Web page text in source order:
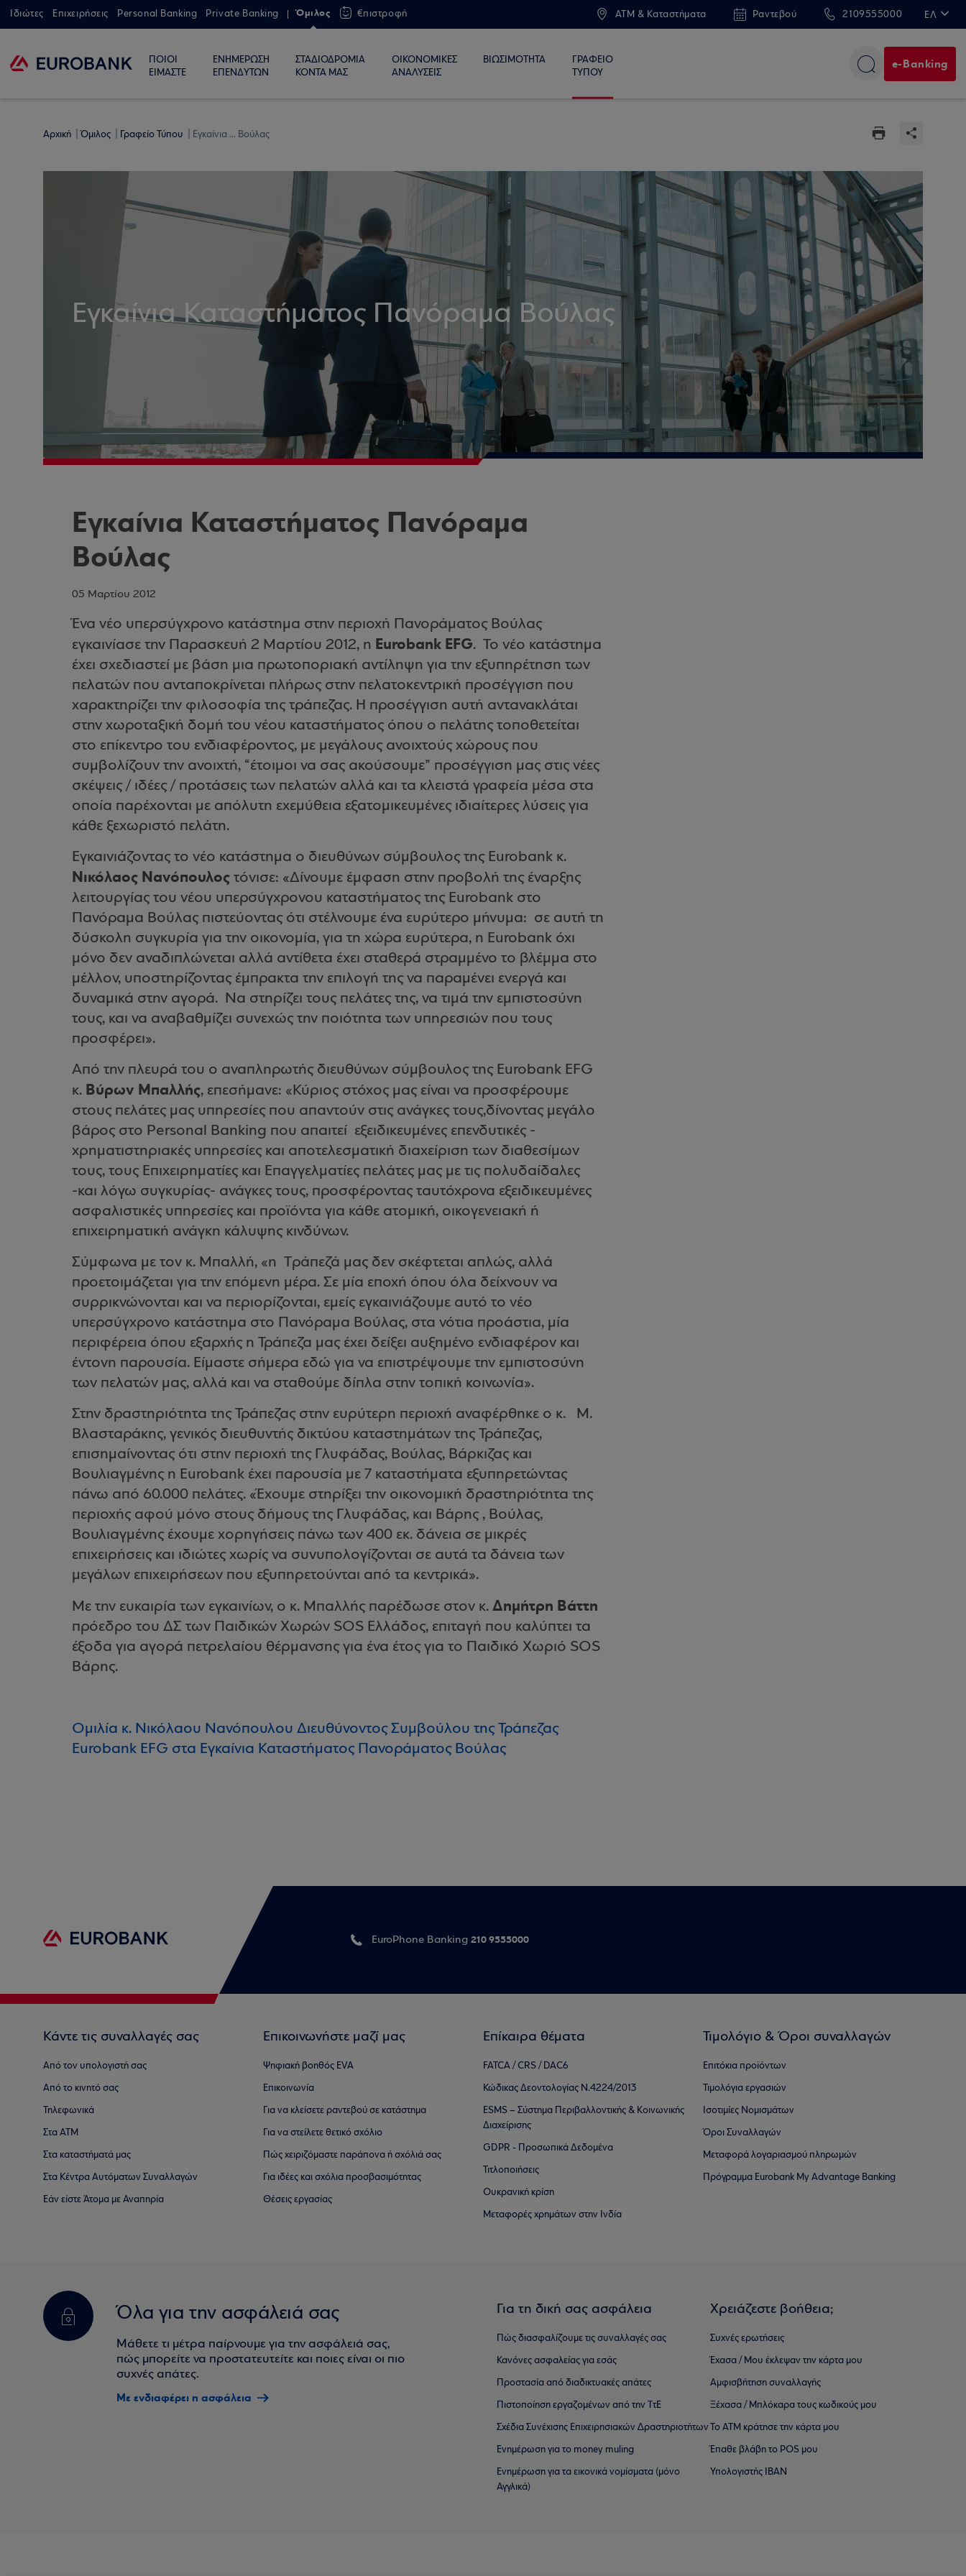
Ιδιώτες Επιχειρήσεις Personal Banking Private Banking Όμιλος €πιστροφή ATM & Καταστήματα Ραντεβού 2109555000 ΕΛ
ΠΟΙΟΙ
ΕΙΜΑΣΤΕ
ΕΝΗΜΕΡΩΣΗ
ΕΠΕΝΔΥΤΩΝ
ΣΤΑΔΙΟΔΡΟΜΙΑ
ΚΟΝΤΑ ΜΑΣ
ΟΙΚΟΝΟΜΙΚΕΣ
ΑΝΑΛΥΣΕΙΣ
ΒΙΩΣΙΜΟΤΗΤΑ
ΓΡΑΦΕΙΟ
ΤΥΠΟΥ
e-Banking
Αρχική Όμιλος Γραφείο Τύπου Εγκαίνια ... Βούλας
Εγκαίνια Καταστήματος Πανόραμα Βούλας
Εγκαίνια Καταστήματος Πανόραμα
Βούλας
05 Μαρτίου 2012
Ένα νέο υπερσύγχρονο κατάστημα στην περιοχή Πανοράματος Βούλας
εγκαινίασε την Παρασκευή 2 Μαρτίου 2012, η Eurobank EFG. Το νέο κατάστημα
έχει σχεδιαστεί με βάση μια πρωτοποριακή αντίληψη για την εξυπηρέτηση των
πελατών που ανταποκρίνεται πλήρως στην πελατοκεντρική προσέγγιση που
χαρακτηρίζει την φιλοσοφία της τράπεζας. Η προσέγγιση αυτή αντανακλάται
στην χωροταξική δομή του νέου καταστήματος όπου ο πελάτης τοποθετείται
στο επίκεντρο του ενδιαφέροντος, με μεγάλους ανοιχτούς χώρους που
συμβολίζουν την ανοιχτή, “έτοιμοι να σας ακούσουμε” προσέγγιση μας στις νέες
σκέψεις / ιδέες / προτάσεις των πελατών αλλά και τα κλειστά γραφεία μέσα στα
οποία παρέχονται με απόλυτη εχεμύθεια εξατομικευμένες ιδιαίτερες λύσεις για
κάθε ξεχωριστό πελάτη.
Εγκαινιάζοντας το νέο κατάστημα ο διευθύνων σύμβουλος της Eurobank κ.
Νικόλαος Νανόπουλος τόνισε: «Δίνουμε έμφαση στην προβολή της έναρξης
λειτουργίας του νέου υπερσύγχρονου καταστήματος της Eurobank στο
Πανόραμα Βούλας πιστεύοντας ότι στέλνουμε ένα ευρύτερο μήνυμα: σε αυτή τη
δύσκολη συγκυρία για την οικονομία, για τη χώρα ευρύτερα, η Eurobank όχι
μόνο δεν αναδιπλώνεται αλλά αντίθετα έχει σταθερά στραμμένο το βλέμμα στο
μέλλον, υποστηρίζοντας έμπρακτα την επιλογή της να παραμένει ενεργά και
δυναμικά στην αγορά. Nα στηρίζει τους πελάτες της, να τιμά την εμπιστοσύνη
τους, και να αναβαθμίζει συνεχώς την ποιότητα των υπηρεσιών που τους
προσφέρει».
Από την πλευρά του ο αναπληρωτής διευθύνων σύμβουλος της Eurobank ΕFG
κ. Βύρων Μπαλλής, επεσήμανε: «Κύριος στόχος μας είναι να προσφέρουμε
στους πελάτες μας υπηρεσίες που απαντούν στις ανάγκες τους,δίνοντας μεγάλο
βάρος στο Personal Banking που απαιτεί εξειδικευμένες επενδυτικές -
χρηματιστηριακές υπηρεσίες και αποτελεσματική διαχείριση των διαθεσίμων
τους, τους Επιχειρηματίες και Επαγγελματίες πελάτες μας με τις πολυδαίδαλες
-και λόγω συγκυρίας- ανάγκες τους, προσφέροντας ταυτόχρονα εξειδικευμένες
ασφαλιστικές υπηρεσίες και προϊόντα για κάθε ατομική, οικογενειακή ή
επιχειρηματική ανάγκη κάλυψης κινδύνων.
Σύμφωνα με τον κ. Μπαλλή, «η Tράπεζά μας δεν σκέφτεται απλώς, αλλά
προετοιμάζεται για την επόμενη μέρα. Σε μία εποχή όπου όλα δείχνουν να
συρρικνώνονται και να περιορίζονται, εμείς εγκαινιάζουμε αυτό το νέο
υπερσύγχρονο κατάστημα στο Πανόραμα Βούλας, στα νότια προάστια, μία
περιφέρεια όπου εξαρχής η Τράπεζα μας έχει δείξει αυξημένο ενδιαφέρον και
έντονη παρουσία. Είμαστε σήμερα εδώ για να επιστρέψουμε την εμπιστοσύνη
των πελατών μας, αλλά και να σταθούμε δίπλα στην τοπική κοινωνία».
Στην δραστηριότητα της Τράπεζας στην ευρύτερη περιοχή αναφέρθηκε ο κ. Μ.
Βλασταράκης, γενικός διευθυντής δικτύου καταστημάτων της Τράπεζας,
επισημαίνοντας ότι στην περιοχή της Γλυφάδας, Βούλας, Βάρκιζας και
Βουλιαγμένης η Eurobank έχει παρουσία με 7 καταστήματα εξυπηρετώντας
πάνω από 60.000 πελάτες. «Έχουμε στηρίξει την οικονομική δραστηριότητα της
περιοχής αφού μόνο στους δήμους της Γλυφάδας, και Βάρης , Βούλας,
Βουλιαγμένης έχουμε χορηγήσεις πάνω των 400 εκ. δάνεια σε μικρές
επιχειρήσεις και ιδιώτες χωρίς να συνυπολογίζονται σε αυτά τα δάνεια των
μεγάλων επιχειρήσεων που εξυπηρετούνται από τα κεντρικά».
Με την ευκαιρία των εγκαινίων, ο κ. Μπαλλής παρέδωσε στον κ. Δημήτρη Βάττη
πρόεδρο του ΔΣ των Παιδικών Χωρών SOS Ελλάδος, επιταγή που καλύπτει τα
έξοδα για αγορά πετρελαίου θέρμανσης για ένα έτος για το Παιδικό Χωριό SOS
Βάρης.
Ομιλία κ. Νικόλαου Νανόπουλου Διευθύνοντος Συμβούλου της Τράπεζας
Eurobank EFG στα Εγκαίνια Καταστήματος Πανοράματος Βούλας
EuroPhone Banking 210 9555000
Κάντε τις συναλλαγές σας
Από τον υπολογιστή σας
Από το κινητό σας
Τηλεφωνικά
Στα ΑΤΜ
Στα καταστήματά μας
Στα Κέντρα Αυτόματων Συναλλαγών
Εάν είστε Άτομα με Αναπηρία
Επικοινωνήστε μαζί μας
Ψηφιακή βοηθός EVA
Επικοινωνία
Για να κλείσετε ραντεβού σε κατάστημα
Για να στείλετε θετικό σχόλιο
Πώς χειριζόμαστε παράπονα ή σχόλιά σας
Για ιδέες και σχόλια προσβασιμότητας
Θέσεις εργασίας
Επίκαιρα θέματα
FATCA / CRS / DAC6
Κώδικας Δεοντολογίας Ν.4224/2013
ESMS – Σύστημα Περιβαλλοντικής & Κοινωνικής
Διαχείρισης
GDPR - Προσωπικά Δεδομένα
Τιτλοποιήσεις
Ουκρανική κρίση
Μεταφορές χρημάτων στην Ινδία
Τιμολόγιο & Όροι συναλλαγών
Επιτόκια προϊόντων
Τιμολόγια εργασιών
Ισοτιμίες Νομισμάτων
Όροι Συναλλαγών
Μεταφορά λογαριασμού πληρωμών
Πρόγραμμα Eurobank My Advantage Banking
Όλα για την ασφάλειά σας
Μάθετε τι μέτρα παίρνουμε για την ασφάλειά σας,
πώς μπορείτε να προστατευτείτε και ποιες είναι οι πιο
συχνές απάτες.
Με ενδιαφέρει η ασφάλεια
Για τη δική σας ασφάλεια
Πώς διασφαλίζουμε τις συναλλαγές σας
Κανόνες ασφαλείας για εσάς
Προστασία από διαδικτυακές απάτες
Πιστοποίηση εργαζομένων από την ΤτΕ
Σχέδια Συνέχισης Επιχειρησιακών ∆ραστηριοτήτων
Ενημέρωση για το money muling
Ενημέρωση για τα εικονικά νομίσματα (μόνο
Αγγλικά)
Χρειάζεστε βοήθεια;
Συχνές ερωτήσεις
Έχασα / Μου έκλεψαν την κάρτα μου
Αμφισβήτηση συναλλαγής
Ξέχασα / Μπλόκαρα τους κωδικούς μου
Το ΑΤΜ κράτησε την κάρτα μου
Έπαθε βλάβη το POS μου
Υπολογιστής IBAN